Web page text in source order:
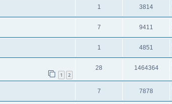
1 3814
7 9411
1 4851
1 2
28 1464364
7 7878